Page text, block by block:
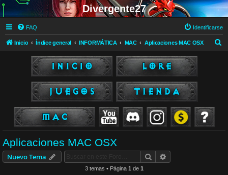
Divergente27
FAQ Identificarse
Inicio Índice general INFORMÁTICA MAC Aplicaciones MAC OSX
Aplicaciones MAC OSX
Nuevo Tema Buscar
3 temas • Página 1 de 1